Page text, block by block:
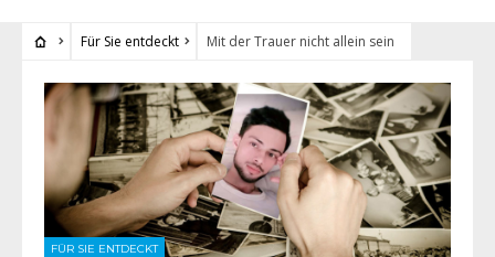
Für Sie entdeckt Mit der Trauer nicht allein sein
FÜR SIE ENTDECKT